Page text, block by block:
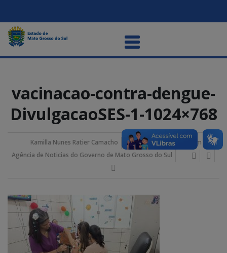
vacinacao-contra-dengue-
DivulgacaoSES-1-1024×768
Kamilla Nunes Ratier Camacho
28/janeiro/2026 9:57 am
Agência de Noticias do Governo de Mato Grosso do Sul